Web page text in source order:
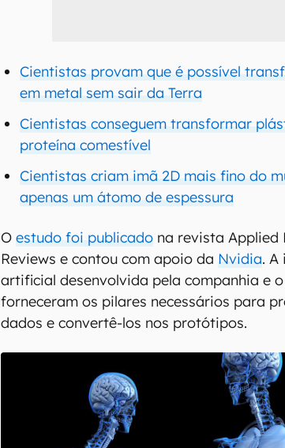
Cientistas provam que é possível
em metal sem sair da Terra
Cientistas conseguem transformar
proteína comestível
Cientistas criam imã 2D mais fino do
apenas um átomo de espessura
Oestudo foi publicado na revista Applied
Reviews e contou com apoio da Nvidia. A
artificial desenvolvida pela companhia e
forneceram os pilares necessários para
dados e convertê-los nos protótipos.